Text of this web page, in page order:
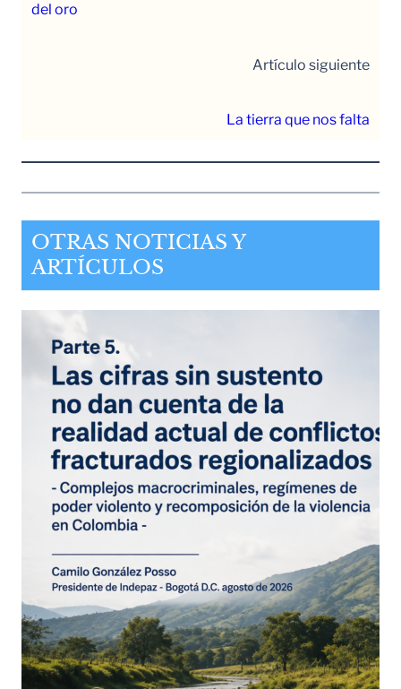
del oro
Artículo siguiente
La tierra que nos falta
OTRAS NOTICIAS Y
ARTÍCULOS